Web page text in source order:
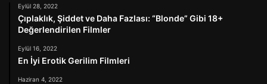
Eylül 28, 2022
Çıplaklık, Şiddet ve Daha Fazlası: “Blonde” Gibi 18+
Değerlendirilen Filmler
Eylül 16, 2022
En İyi Erotik Gerilim Filmleri
Haziran 4, 2022